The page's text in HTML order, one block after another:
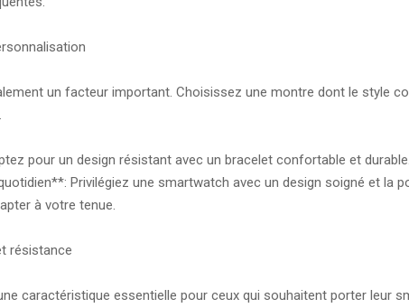
un facteur important. Choisissez une montre dont le style
pour un design résistant avec un bracelet confortable et durable.
Privilégiez une smartwatch avec un design soigné et la
à votre tenue.
résistance
caractéristique essentielle pour ceux qui souhaitent porter leur